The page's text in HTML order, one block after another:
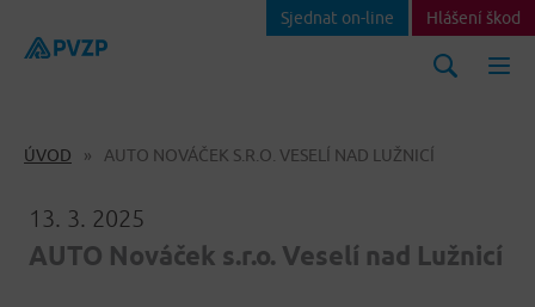
Sjednat on-line Hlášení škod
ÚVOD AUTO NOVÁČEK S.R.O. VESELÍ NAD LUŽNICÍ
13. 3. 2025
AUTO Nováček s.r.o. Veselí nad Lužnicí